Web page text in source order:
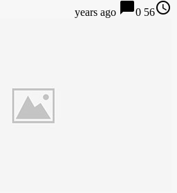
access_time
56 years ago
chat_bubble0